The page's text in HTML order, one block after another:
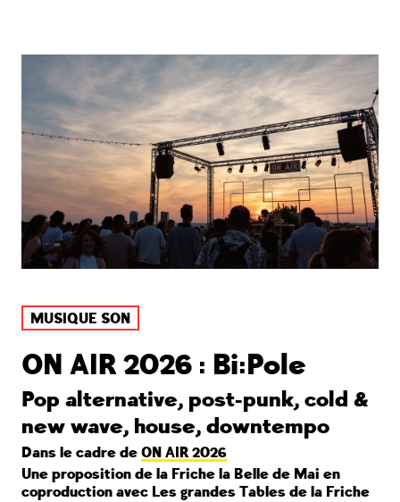
MUSIQUE SON
ON AIR 2026 : Bi:Pole
Pop alternative, post-punk, cold &
new wave, house, downtempo
Dans le cadre de ON AIR 2026
Une proposition de la Friche la Belle de Mai en
coproduction avec Les grandes Tables de la Friche